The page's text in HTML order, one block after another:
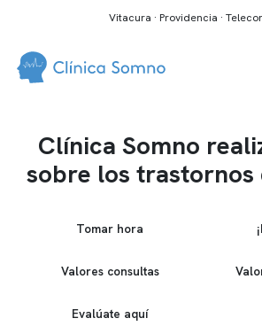
Vitacura · Providencia ·
Clínica Somno
sobre los trastornos
Tomar hora
Valores consultas
Evalúate aquí